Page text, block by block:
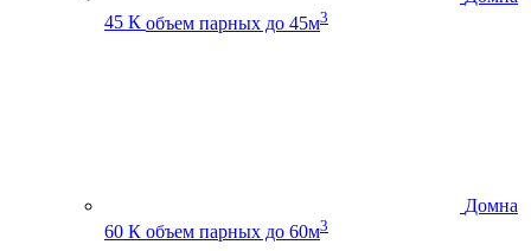
45 К объем парных до 45м3
Домна
60 К объем парных до 60м3